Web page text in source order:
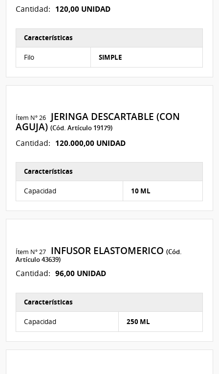
Cantidad: 120,00 UNIDAD
Características
Filo SIMPLE
Ítem Nº 26
JERINGA DESCARTABLE (CON
AGUJA)(Cód. Artículo 19179)
Cantidad: 120.000,00 UNIDAD
Características
Capacidad 10 ML
Ítem Nº 27 INFUSOR ELASTOMERICO(Cód.
Artículo 43639)
Cantidad: 96,00 UNIDAD
Características del Ítem Nº 275
Características
Capacidad 250 ML